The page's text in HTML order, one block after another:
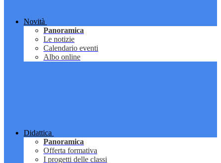
Novità
Panoramica
Le notizie
Calendario eventi
Albo online
Didattica
Panoramica
Offerta formativa
I progetti delle classi